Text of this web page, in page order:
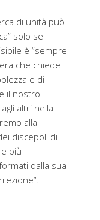
di unità può
solo se
è “sempre
che chiede
e di
il nostro
altri nella
alla
discepoli di
più
dalla sua